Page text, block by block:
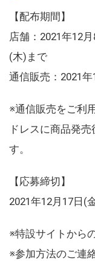
【配布期間】
店舗：2021年12
(木)まで
通信販売：2021
※通信販売をご利
ドレスに商品発
す。
【応募締切】
2021年12月17日(
※特設サイトから
※参加方法のご連